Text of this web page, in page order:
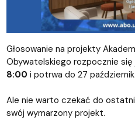
Głosowanie na projekty
Obywatelskiego rozpocznie się
8:00 i potrwa do 27
Ale nie warto czekać do
swój wymarzony projekt.